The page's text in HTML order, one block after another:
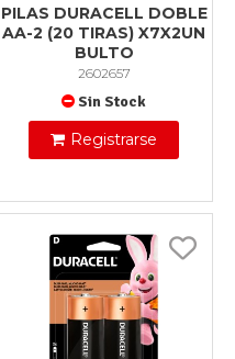
PILAS DURACELL DOBLE
AA-2 (20 TIRAS) X7X2UN
BULTO
2602657
Sin Stock
Registrarse